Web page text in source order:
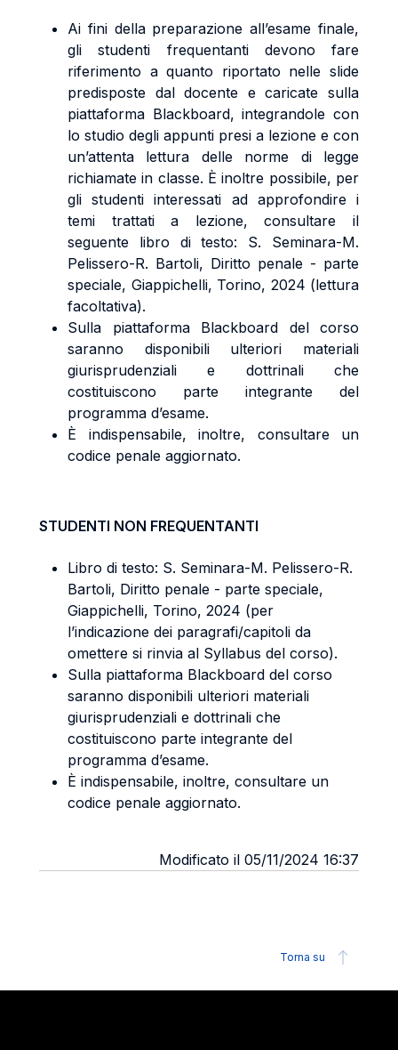
Ai fini della preparazione all’esame finale,
gli studenti frequentanti devono fare
riferimento a quanto riportato nelle slide
predisposte dal docente e caricate sulla
piattaforma Blackboard, integrandole con
lo studio degli appunti presi a lezione e con
un’attenta lettura delle norme di legge
richiamate in classe. È inoltre possibile, per
gli studenti interessati ad approfondire i
temi trattati a lezione, consultare il
seguente libro di testo: S. Seminara-M.
Pelissero-R. Bartoli, Diritto penale - parte
speciale, Giappichelli, Torino, 2024 (lettura
facoltativa).
Sulla piattaforma Blackboard del corso
saranno disponibili ulteriori materiali
giurisprudenziali e dottrinali che
costituiscono parte integrante del
programma d’esame.
È indispensabile, inoltre, consultare un
codice penale aggiornato.
STUDENTI NON FREQUENTANTI
Libro di testo: S. Seminara-M. Pelissero-R.
Bartoli, Diritto penale - parte speciale,
Giappichelli, Torino, 2024 (per
l’indicazione dei paragrafi/capitoli da
omettere si rinvia al Syllabus del corso).
Sulla piattaforma Blackboard del corso
saranno disponibili ulteriori materiali
giurisprudenziali e dottrinali che
costituiscono parte integrante del
programma d’esame.
È indispensabile, inoltre, consultare un
codice penale aggiornato.
Modificato il 05/11/2024 16:37
Torna su